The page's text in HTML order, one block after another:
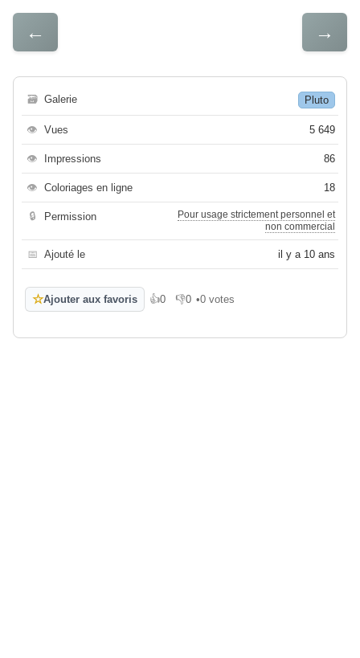
← →
🗃 Galerie Pluto
👁 Vues 5 649
👁 Impressions 86
👁 Coloriages en ligne 18
🔒 Permission
Pour usage strictement personnel et
non commercial
📅 Ajouté le il y a 10 ans
☆Ajouter aux favoris 👍0
J'aime 👎0
Je n'aime pas
•0 votes